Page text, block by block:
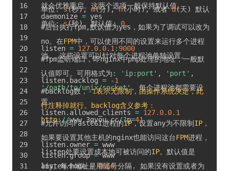
就会优雅重启。这两个选项一般保持默认值。
单位: s(秒), m(分) , h(小时), 或者 d(天)
默认
单位: s(秒). 默认值: 0.
daemonize = yes
#后台执行fpm,默认值为yes，如果为了调试可以改为
no。在FPM中，可以使用不同的设置来运行多个进程
池。 这些设置可以针对每个进程池单独设置。
listen = 127.0.0.1: 9000
#fpm监听端口，即nginx中php处理的地址，一般默
认值即可。可用格式为 : 'ip:port' , 'port' ,
'/path/to/unix/socket'.
每个进程池都需要设
置.
listen. backlog = -1
#backlog数，-1表示无限制，由操作系统决定，此
行注释掉就行。backlog含义参考：
http://www.3gyou.cc/?p=41
listen. allowed_clients = 127.0.0.1
#允许访问FastCGI进程的IP，设置any为不限制 IP ，
如果要设置其他主机的nginx也能访问这台FPM进程，
listen处要设置成本地可被访问的IP。默认值是
any。每个地址是用逗号分隔.
如果没有设置或者为
listen. owner = www
listen.group = www
listen.mode = 0666